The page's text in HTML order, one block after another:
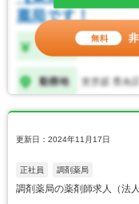
更新日：2024年11月17日
正社員 調剤薬局
調剤薬局の薬剤師求人（法